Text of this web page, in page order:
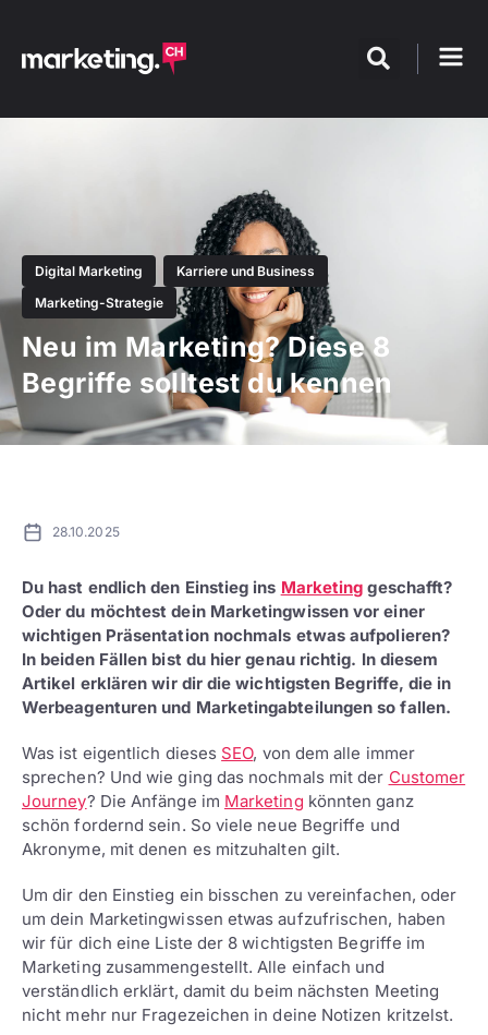
Digital Marketing
Karriere und Business
Marketing-Strategie
Neu im Marketing? Diese 8
Begriffe solltest du kennen
28.10.2025
Du hast endlich den Einstieg ins Marketing geschafft?
Oder du möchtest dein Marketingwissen vor einer
wichtigen Präsentation nochmals etwas aufpolieren?
In beiden Fällen bist du hier genau richtig. In diesem
Artikel erklären wir dir die wichtigsten Begriffe, die in
Werbeagenturen und Marketingabteilungen so fallen.
Was ist eigentlich dieses SEO, von dem alle immer
sprechen? Und wie ging das nochmals mit der Customer
Journey? Die Anfänge im Marketing könnten ganz
schön fordernd sein. So viele neue Begriffe und
Akronyme, mit denen es mitzuhalten gilt.
Um dir den Einstieg ein bisschen zu vereinfachen, oder
um dein Marketingwissen etwas aufzufrischen, haben
wir für dich eine Liste der 8 wichtigsten Begriffe im
Marketing zusammengestellt. Alle einfach und
verständlich erklärt, damit du beim nächsten Meeting
nicht mehr nur Fragezeichen in deine Notizen kritzelst.